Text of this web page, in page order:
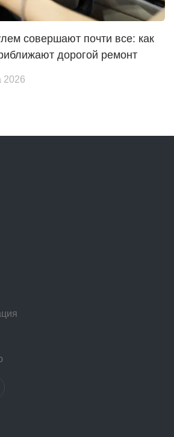
совершают почти все: как
дорогой ремонт
2026